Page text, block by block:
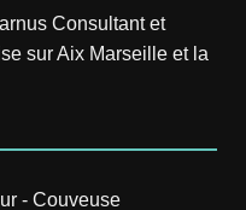
Consultant et
sur Aix Marseille et la
- Couveuse